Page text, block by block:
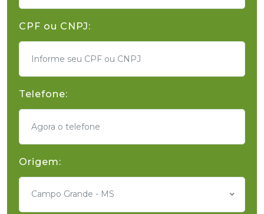
CPF ou CNPJ:
Telefone:
Origem:
Campo Grande - MS